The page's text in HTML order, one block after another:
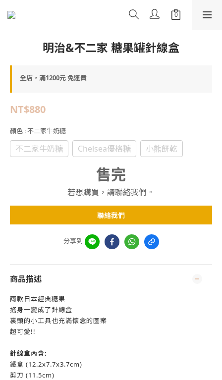
明治&不二家 糖果罐針線盒
全店，滿1200元 免運費
NT$880
顏色 : 不二家牛奶糖
不二家牛奶糖 Chelsea優格糖 小熊餅乾
售完
若想購買，請聯絡我們。
聯絡我們
分享到
商品描述
兩款日本經典糖果
搖身一變成了針線盒
裏頭的小工具也充滿懷念的圖案
超可愛!!
針線盒內含:
鐵盒 (12.2x7.7x3.7cm)
剪刀 (11.5cm)